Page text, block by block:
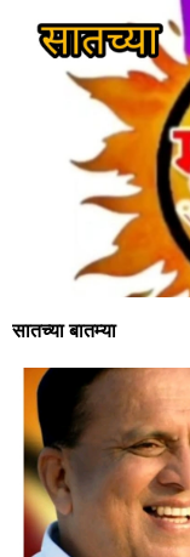
सातच्या बातम्या